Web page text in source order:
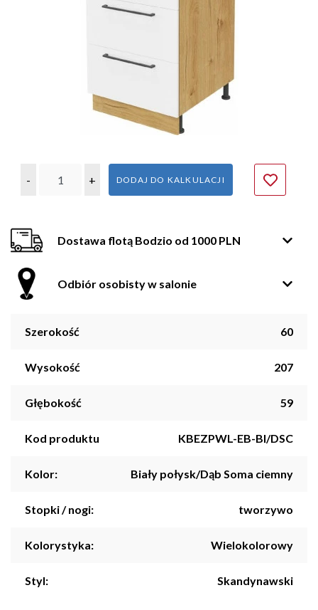
- + DODAJ DO KALKULACJI
Dostawa flotą Bodzio od 1000 PLN
Odbiór osobisty w salonie
Szerokość 60
Wysokość 207
Głębokość 59
Kod produktu KBEZPWL-EB-BI/DSC
Kolor: Biały połysk/Dąb Soma ciemny
Stopki / nogi: tworzywo
Kolorystyka: Wielokolorowy
Styl: Skandynawski